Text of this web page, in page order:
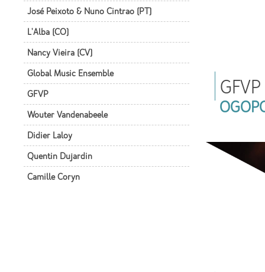
José Peixoto & Nuno Cintrao (PT)
L'Alba (CO)
Nancy Vieira (CV)
Global Music Ensemble
GFVP
Wouter Vandenabeele
Didier Laloy
Quentin Dujardin
Camille Coryn
GFVP